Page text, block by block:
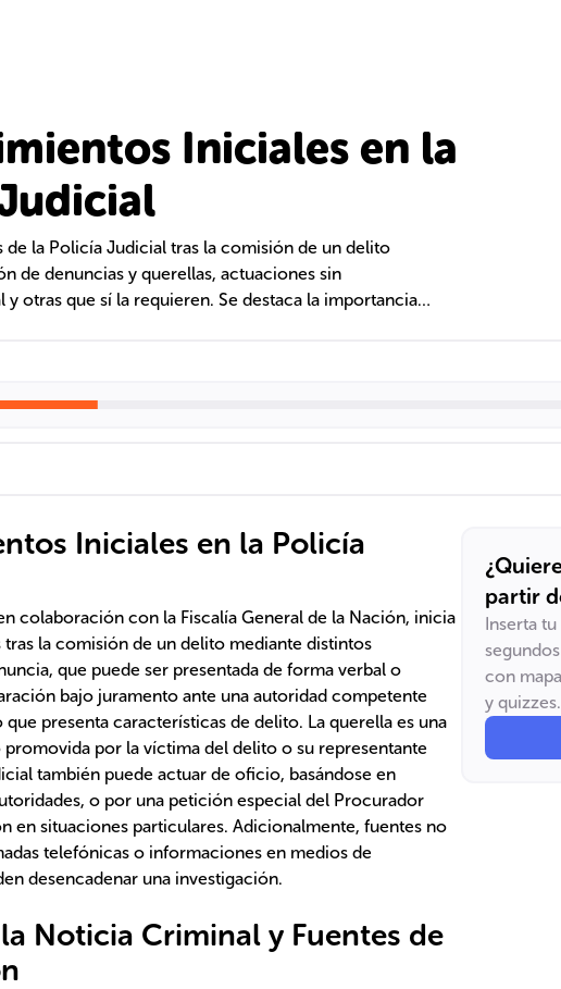
Iniciales en la
de la Policía Judicial tras la comisión de un delito
de denuncias y querellas, actuaciones sin
otras que sí la requieren. Se destaca la importancia
adecuada y la coordinación con la Fiscalía para
para la investigación.
Iniciales en la Policía
colaboración con la Fiscalía General de la Nación, inicia
la comisión de un delito mediante distintos
que puede ser presentada de forma verbal o
bajo juramento ante una autoridad competente
presenta características de delito. La querella es una
por la víctima del delito o su representante
también puede actuar de oficio, basándose en
o por una petición especial del Procurador
en situaciones particulares. Adicionalmente, fuentes no
telefónicas o informaciones en medios de
desencadenar una investigación.
Noticia Criminal y Fuentes de
partir
Inserta
con
y quizzes.